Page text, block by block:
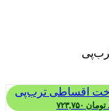
تومان